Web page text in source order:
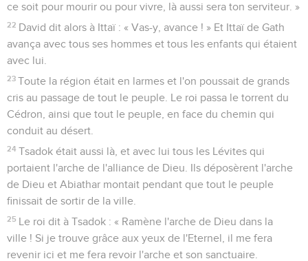
ce soit pour mourir ou pour vivre, là aussi sera ton serviteur. »
22 David dit alors à Ittaï : « Vas-y, avance ! » Et Ittaï de Gath
avança avec tous ses hommes et tous les enfants qui étaient
avec lui.
23 Toute la région était en larmes et l'on poussait de grands
cris au passage de tout le peuple. Le roi passa le torrent du
Cédron, ainsi que tout le peuple, en face du chemin qui
conduit au désert.
24 Tsadok était aussi là, et avec lui tous les Lévites qui
portaient l'arche de l'alliance de Dieu. Ils déposèrent l'arche
de Dieu et Abiathar montait pendant que tout le peuple
finissait de sortir de la ville.
25 Le roi dit à Tsadok : « Ramène l'arche de Dieu dans la
ville ! Si je trouve grâce aux yeux de l'Eternel, il me fera
revenir ici et me fera revoir l'arche et son sanctuaire.